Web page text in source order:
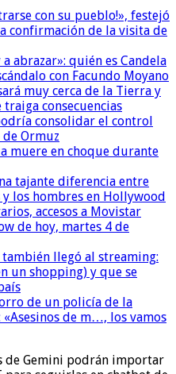
con su pueblo!», festejó
confirmación de la visita de
abrazar»: quién es Candela
con Facundo Moyano
muy cerca de la Tierra y
consecuencias
consolidar el control
Ormuz
muere en choque durante
tajante diferencia entre
los hombres en Hollywood
accesos a Movistar
de hoy, martes 4 de
llegó al streaming:
un shopping) y que se
de un policía de la
de m…, los vamos
de Gemini podrán importar